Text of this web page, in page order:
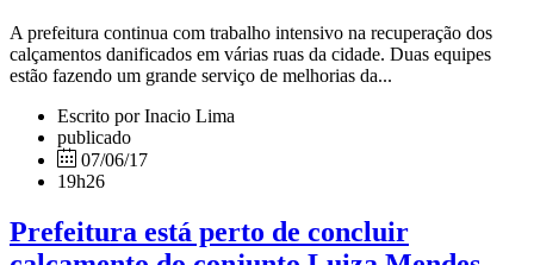
A prefeitura continua com trabalho intensivo na recuperação dos
calçamentos danificados em várias ruas da cidade. Duas equipes
estão fazendo um grande serviço de melhorias da...
Escrito por Inacio Lima
publicado
07/06/17
19h26
Prefeitura está perto de concluir